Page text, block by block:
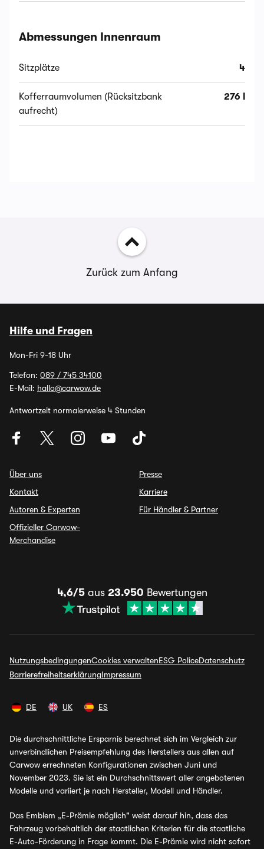
Abmessungen Innenraum
Sitzplätze 4
Kofferraumvolumen (Rücksitzbank
aufrecht)
276 l
Zurück zum Anfang
Hilfe und Fragen
Mon-Fri 9-18 Uhr
Telefon: 089 / 745 34100
E-Mail: hallo@carwow.de
Antwortzeit normalerweise 4 Stunden
Über uns
Kontakt
Autoren & Experten
Offizieller Carwow-
Merchandise
Presse
Karriere
Für Händler & Partner
4,6/5aus 23.950 Bewertungen
NutzungsbedingungenCookies verwaltenESG PoliceDatenschutz
BarrierefreiheitserklärungImpressum
DE UK ES
Die durchschnittliche Ersparnis berechnet sich im Vergleich zur
unverbindlichen Preisempfehlung des Herstellers aus allen auf
Carwow errechneten Konfigurationen zwischen Juni und
November 2023. Sie ist ein Durchschnittswert aller angebotenen
Modelle und variiert je nach Hersteller, Modell und Händler.
Das Emblem „E-Prämie möglich" weist darauf hin, dass das
Fahrzeug vorbehaltlich der staatlichen Kriterien für die staatliche
E-Auto-Förderung in Frage kommt. Die E-Prämie wird nicht sofort